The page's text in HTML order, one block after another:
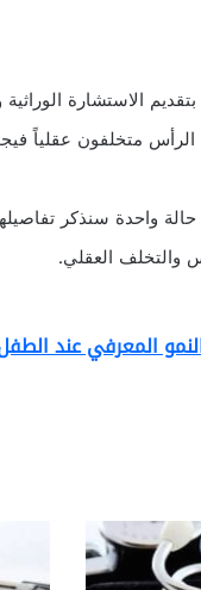
الاستشارة
متخلفون عقلياً
واحدة سنذكر
والتخلف العقلي.
المعرفي عند
ا